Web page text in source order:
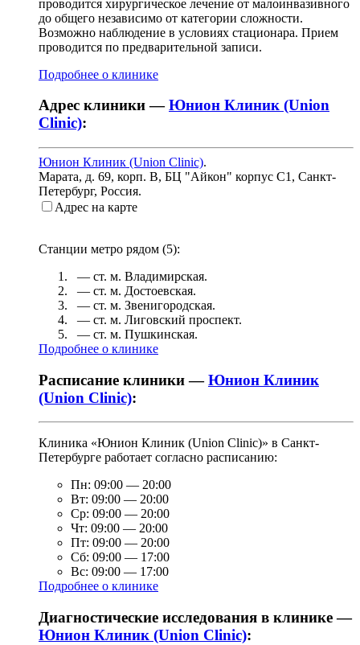
проводится хирургическое лечение от малоинвазивного
до общего независимо от категории сложности.
Возможно наблюдение в условиях стационара. Прием
проводится по предварительной записи.
Подробнее о клинике
Адрес клиники —Юнион Клиник (Union
Clinic):
Юнион Клиник (Union Clinic).
Марата, д. 69, корп. В, БЦ "Айкон" корпус С1 , Санкт-
Петербург, Россия.
Адрес на карте
Станции метро рядом (5):
— ст. м. Владимирская.
— ст. м. Достоевская.
— ст. м. Звенигородская.
— ст. м. Лиговский проспект.
— ст. м. Пушкинская.
Подробнее о клинике
Расписание клиники —Юнион Клиник
(Union Clinic):
Клиника «Юнион Клиник (Union Clinic)» в Санкт-
Петербурге работает согласно расписанию:
Пн: 09:00 — 20:00
Вт: 09:00 — 20:00
Ср: 09:00 — 20:00
Чт: 09:00 — 20:00
Пт: 09:00 — 20:00
Сб: 09:00 — 17:00
Вс: 09:00 — 17:00
Подробнее о клинике
Диагностические исследования в клинике —
Юнион Клиник (Union Clinic):